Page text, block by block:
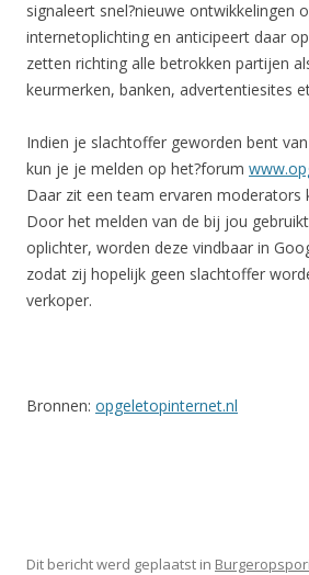
signaleert snel?nieuwe ontwikkelingen
internetoplichting en anticipeert daar
zetten richting alle betrokken partijen
keurmerken, banken, advertentiesites
Indien je slachtoffer geworden bent
kun je je melden op het?forum
Daar zit een team ervaren moderators
Door het melden van de bij jou
oplichter, worden deze vindbaar in
zodat zij hopelijk geen slachtoffer
verkoper.
Bronnen: opgeletopinternet.nl
Dit bericht werd geplaatst in